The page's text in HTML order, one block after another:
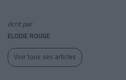
écrit par
ELODIE ROUGE
Voir tous ses articles